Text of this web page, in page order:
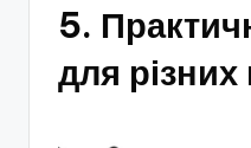
5.
для різних